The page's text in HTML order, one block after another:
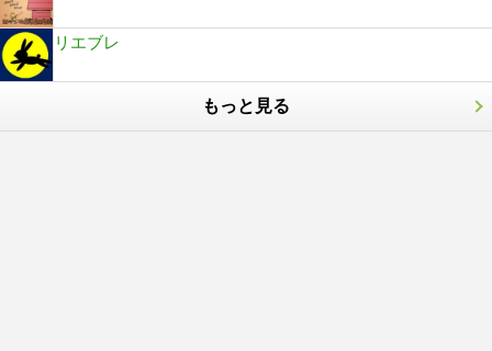
リエブレ
もっと見る